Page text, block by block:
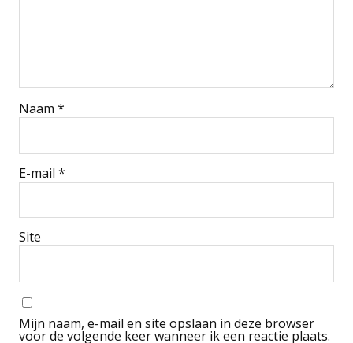
Naam *
E-mail *
Site
Mijn naam, e-mail en site opslaan in deze browser
voor de volgende keer wanneer ik een reactie plaats.